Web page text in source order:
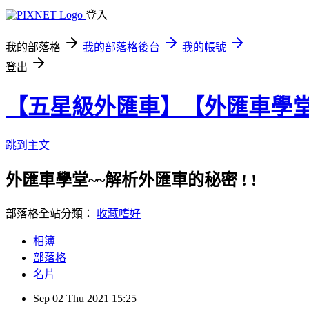
登入
我的部落格 我的部落格後台
我的帳號
登出
【五星級外匯車】【外匯車學
跳到主文
外匯車學堂~~解析外匯車的秘密 ! !
部落格全站分類： 收藏嗜好
相簿
部落格
名片
Sep 02 Thu 2021 15:25